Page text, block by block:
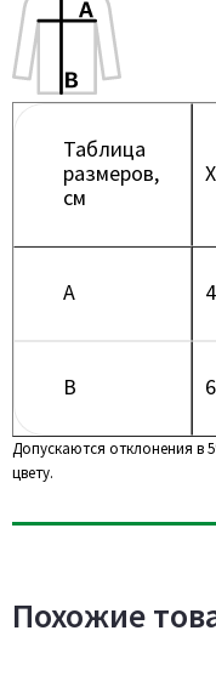
Таблица
размеров,
см
A
B
Допускаются отклонения в
цвету.
Похожие